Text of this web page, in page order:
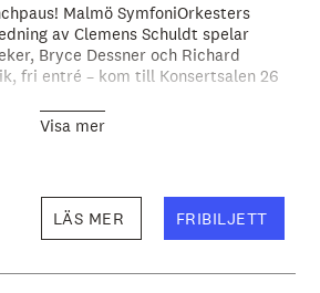
Malmö SymfoniOrkesters
av Clemens Schuldt spelar
Bryce Dessner och Richard
fri entré – kom till Konsertsalen 26
Visa mer
FRIBILJETT
LÄS MER